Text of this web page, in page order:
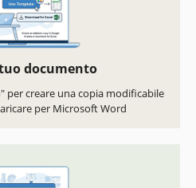
documento
per creare una copia modificabile
per Microsoft Word